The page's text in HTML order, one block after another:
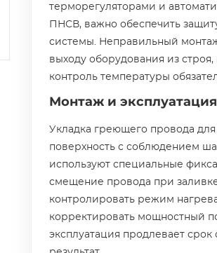
терморегуляторами и
ПНСВ, важно обеспечить
системы. Неправильный
выходу оборудования из
контроль температуры
Монтаж и эксплуатация
Укладка греющего провода
поверхность с соблюдением
используют специальные
смещение провода при
контролировать режим
корректировать мощностный
эксплуатация продлевает